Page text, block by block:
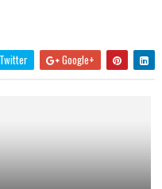
Twitter Google+